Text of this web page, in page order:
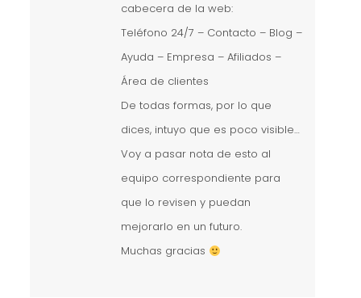
cabecera de la web:
Teléfono 24/7 – Contacto – Blog –
Ayuda – Empresa – Afiliados –
Área de clientes
De todas formas, por lo que
dices, intuyo que es poco visible…
Voy a pasar nota de esto al
equipo correspondiente para
que lo revisen y puedan
mejorarlo en un futuro.
Muchas gracias